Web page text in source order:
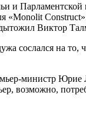
и
«Monolit
Виктор
сослался на то,
министр
возможно,